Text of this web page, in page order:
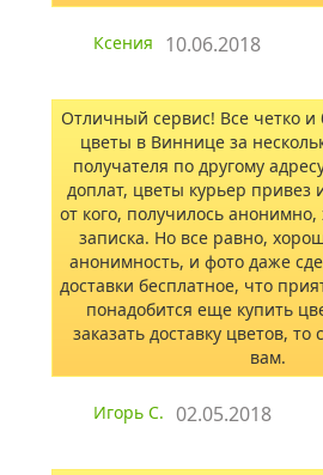
Ксения 10.06.2018
Отличный сервис! Все четко и
цветы в Виннице за
получателя по другому
доплат, цветы курьер привез
от кого, получилось анонимно,
записка. Но все равно,
анонимность, и фото даже
доставки бесплатное, что
понадобится еще купить
заказать доставку цветов,
вам.
Игорь С. 02.05.2018